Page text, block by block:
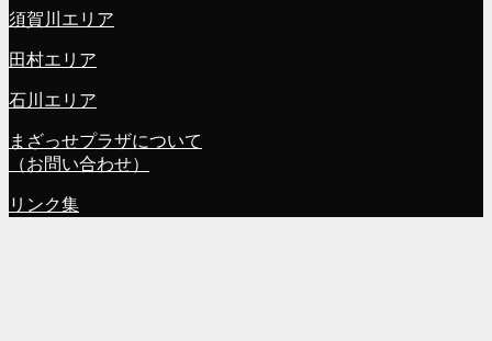
須賀川エリア
田村エリア
石川エリア
まざっせプラザについて
（お問い合わせ）
リンク集